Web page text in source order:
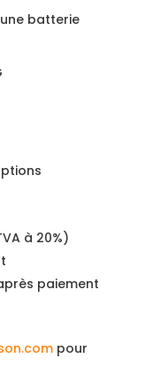
batterie
à 20%)
paiement
pour